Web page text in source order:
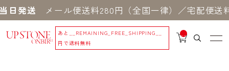
発送メール便送料280円（全国一律）／宅配便送
あと
__REMAINING_FREE_SHIPPING__
円で送料無料
__
IT